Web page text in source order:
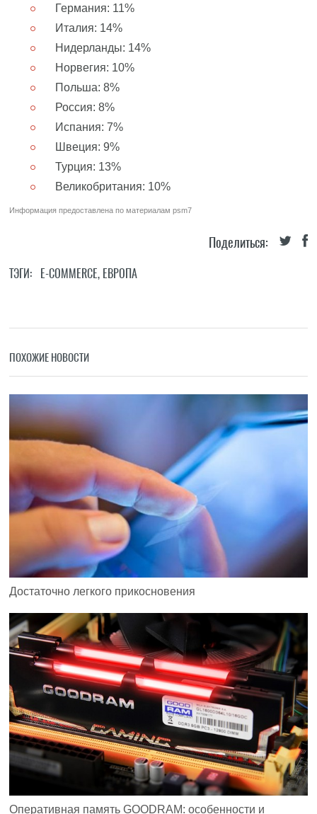
Германия: 11%
Италия: 14%
Нидерланды: 14%
Норвегия: 10%
Польша: 8%
Россия: 8%
Испания: 7%
Швеция: 9%
Турция: 13%
Великобритания: 10%
Информация предоставлена по материаламpsm7
Поделиться:
ТЭГИ: E-COMMERCE, ЕВРОПА
ПОХОЖИЕ НОВОСТИ
Достаточно легкого прикосновения
Оперативная память GOODRAM: особенности и